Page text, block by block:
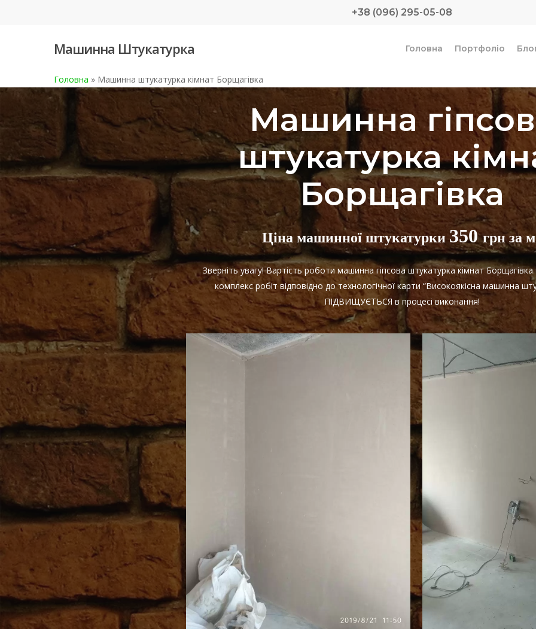
+38 (096) 295-05-08
Машинна Штукатурка Головна Портфоліо
Головна » Машинна штукатурка кімнат Борщагівка
Машинна
штукатурка
Борщагівка
Ціна машинної штукатурки350грн за
Зверніть увагу! Вартість роботи машинна гіпсова штукатурка кімнат
комплекс робіт відповідно до технологічної карти “Високоякісна машинна
ПІДВИЩУЄТЬСЯ в процесі виконання!